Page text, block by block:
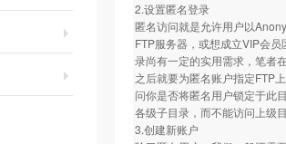
2.设置匿名登录
匿名访问就是允许用户以
FTP服务器，或想成立VIP会
录尚有一定的实用需求，笔者
之后就要为匿名账户指定FTP
问你是否将匿名用户锁定于此
各级子目录，而不能访问上级
3.创建新账户